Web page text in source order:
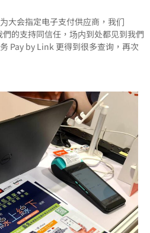
大会指定电子支付供应商，我们
的支持同信任，场内到处都见到我們
Pay by Link 更得到很多查询，再次